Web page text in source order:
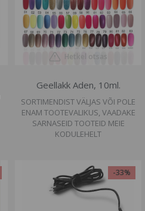
Hetkel otsas
Geellakk Aden, 10ml.
SORTIMENDIST VÄLJAS VÕI POLE
ENAM TOOTEVALIKUS, VAADAKE
SARNASEID TOOTEID MEIE
KODULEHELT
-33%